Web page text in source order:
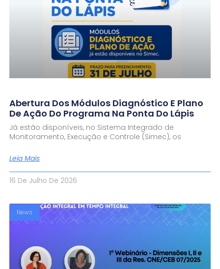
Abertura Dos Módulos Diagnóstico E Plano
De Ação Do Programa Na Ponta Do Lápis
Já estão disponíveis, no Sistema Integrado de
Monitoramento, Execução e Controle (Simec), os
Leia Mais
16 De Julho De 2026
News